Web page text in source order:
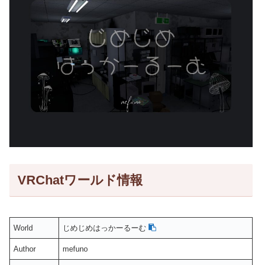
VRChatワールド情報
World じめじめはっかーるーむ
Author mefuno